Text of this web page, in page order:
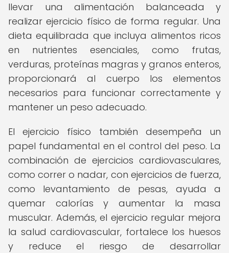
llevar una alimentación balanceada y
realizar ejercicio físico de forma regular. Una
dieta equilibrada que incluya alimentos ricos
en nutrientes esenciales, como frutas,
verduras, proteínas magras y granos enteros,
proporcionará al cuerpo los elementos
necesarios para funcionar correctamente y
mantener un peso adecuado.
El ejercicio físico también desempeña un
papel fundamental en el control del peso. La
combinación de ejercicios cardiovasculares,
como correr o nadar, con ejercicios de fuerza,
como levantamiento de pesas, ayuda a
quemar calorías y aumentar la masa
muscular. Además, el ejercicio regular mejora
la salud cardiovascular, fortalece los huesos
y reduce el riesgo de desarrollar